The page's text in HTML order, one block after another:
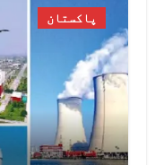
پاکستان